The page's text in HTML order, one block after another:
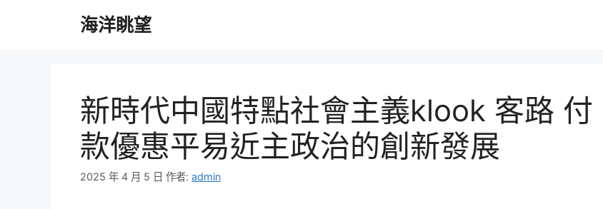
海洋眺望
新時代中國特點社會主義klook 客路 付
款優惠平易近主政治的創新發展
2025 年 4 月 5 日 作者: admin